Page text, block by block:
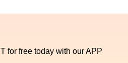
for free today with our APP